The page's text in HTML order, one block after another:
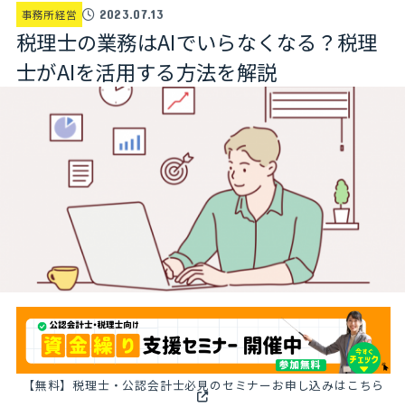
事務所経営 2023.07.13
税理士の業務はAIでいらなくなる？税理
士がAIを活用する方法を解説
【無料】税理士・公認会計士必見のセミナーお申し込みはこちら